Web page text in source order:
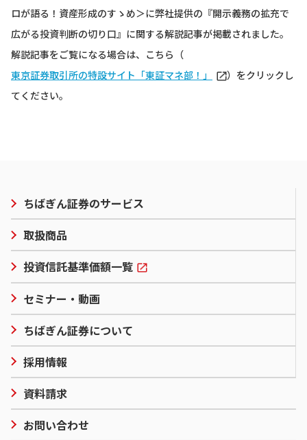
ロが語る！資産形成のすゝめ＞に弊社提供の 『開示義務の拡充で
広がる投資判断の切り口』 に関する解説記事が掲載されました。
解説記事をご覧になる場合は、こちら（
東京証券取引所の特設サイト「東証マネ部！」
）をクリックし
てください。
ちばぎん証券のサービス
取扱商品
投資信託基準価額一覧
セミナー・動画
ちばぎん証券について
採用情報
資料請求
お問い合わせ